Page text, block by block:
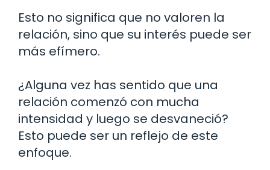
Esto no significa que no valoren la
relación, sino que su interés puede ser
más efímero.
¿Alguna vez has sentido que una
relación comenzó con mucha
intensidad y luego se desvaneció?
Esto puede ser un reflejo de este
enfoque.